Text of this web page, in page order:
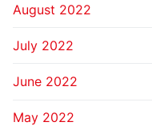
August 2022
July 2022
June 2022
May 2022